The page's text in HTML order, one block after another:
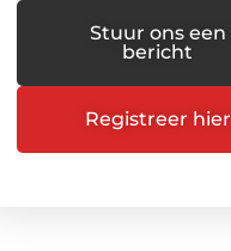
Stuur ons een
bericht
Registreer hier